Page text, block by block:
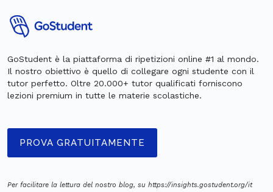
GoStudent è la piattaforma di ripetizioni online #1 al mondo.
Il nostro obiettivo è quello di collegare ogni studente con il
tutor perfetto. Oltre 20.000+ tutor qualificati forniscono
lezioni premium in tutte le materie scolastiche.
PROVA GRATUITAMENTE
Per facilitare la lettura del nostro blog, su https://insights.gostudent.org/it